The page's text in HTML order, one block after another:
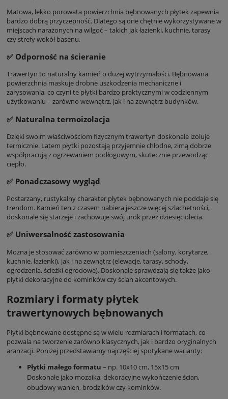
Matowa, lekko porowata powierzchnia bębnowanych płytek zapewnia
bardzo dobrą przyczepność. Dlatego są one chętnie wykorzystywane w
miejscach narażonych na wilgoć – takich jak łazienki, kuchnie, tarasy
czy strefy wokół basenu.
✅ Odporność na ścieranie
Trawertyn to naturalny kamień o dużej wytrzymałości. Bębnowana
powierzchnia maskuje drobne uszkodzenia mechaniczne i
zarysowania, co czyni te płytki bardzo praktycznymi w codziennym
użytkowaniu – zarówno wewnątrz, jak i na zewnątrz budynków.
✅ Naturalna termoizolacja
Dzięki swoim właściwościom fizycznym trawertyn doskonale izoluje
termicznie. Latem płytki pozostają przyjemnie chłodne, zimą dobrze
współpracują z ogrzewaniem podłogowym, skutecznie przewodząc
ciepło.
✅ Ponadczasowy wygląd
Postarzany, rustykalny charakter płytek bębnowanych nie poddaje się
trendom. Kamień ten z czasem nabiera jeszcze więcej szlachetności,
doskonale się starzeje i zachowuje swój urok przez dziesięciolecia.
✅ Uniwersalność zastosowania
Można je stosować zarówno w pomieszczeniach (salony, korytarze,
kuchnie, łazienki), jak i na zewnątrz (elewacje, tarasy, schody,
ogrodzenia, ścieżki ogrodowe). Doskonale sprawdzają się także jako
płytki dekoracyjne do kominków czy ścian akcentowych.
Rozmiary i formaty płytek
trawertynowych bębnowanych
Płytki bębnowane dostępne są w wielu rozmiarach i formatach, co
pozwala na tworzenie zarówno klasycznych, jak i bardzo oryginalnych
aranżacji. Poniżej przedstawiamy najczęściej spotykane warianty:
Płytki małego formatu – np. 10x10 cm, 15x15 cm
Doskonałe jako mozaika, dekoracyjne wykończenie ścian,
obudowy wanien, brodzików czy kominków.